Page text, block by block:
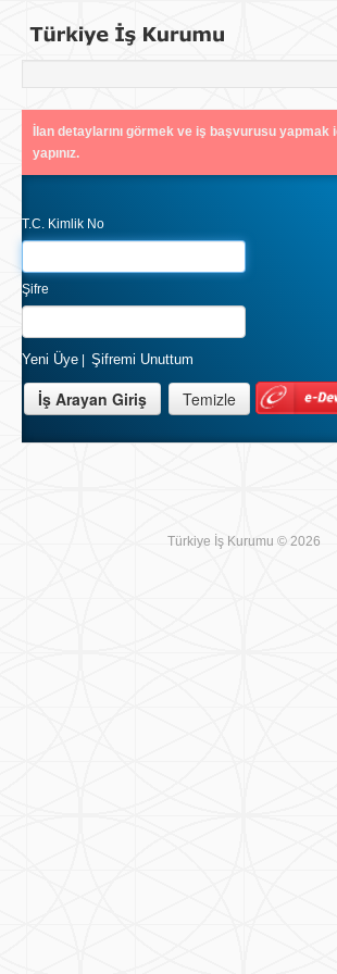
İlan detaylarını görmek ve iş başvurusu
yapınız.
T.C. Kimlik No
Şifre
Yeni Üye Şifremi Unuttum
Türkiye İş Kurumu © 2026